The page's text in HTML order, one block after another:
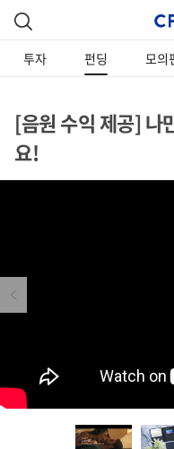
투자 펀딩 모의
[음원 수익 제공] 나
요!
Previous